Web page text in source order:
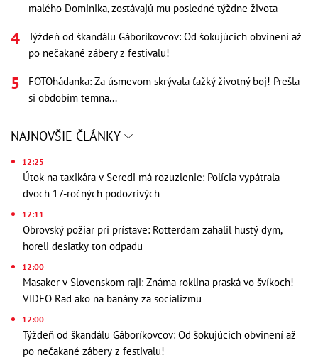
malého Dominika, zostávajú mu posledné týždne života
Týždeň od škandálu Gáboríkovcov: Od šokujúcich obvinení až
po nečakané zábery z festivalu!
FOTOhádanka: Za úsmevom skrývala ťažký životný boj! Prešla
si obdobím temna...
NAJNOVŠIE ČLÁNKY
12:25
Útok na taxikára v Seredi má rozuzlenie: Polícia vypátrala
dvoch 17-ročných podozrivých
12:11
Obrovský požiar pri prístave: Rotterdam zahalil hustý dym,
horeli desiatky ton odpadu
12:00
Masaker v Slovenskom raji: Známa roklina praská vo švíkoch!
VIDEO Rad ako na banány za socializmu
12:00
Týždeň od škandálu Gáboríkovcov: Od šokujúcich obvinení až
po nečakané zábery z festivalu!